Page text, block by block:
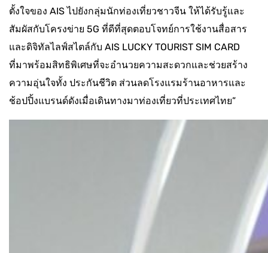
ตั้งใจของ AIS ไปยังกลุ่มนักท่องเที่ยวชาวจีน ให้ได้รับรู้และ
สัมผัสกับโครงข่าย 5G ที่ดีที่สุดตอบโจทย์การใช้งานสื่อสาร
และดิจิทัลไลฟ์สไตล์กับ AIS LUCKY TOURIST SIM CARD
ที่มาพร้อมสิทธิพิเศษที่จะอำนวยความสะดวกและช่วยสร้าง
ความอุ่นใจทั้ง ประกันชีวิต ส่วนลดโรงแรมร้านอาหารและ
ช้อปปิ้งแบรนด์ดังเมื่อเดินทางมาท่องเที่ยวที่ประเทศไทย”